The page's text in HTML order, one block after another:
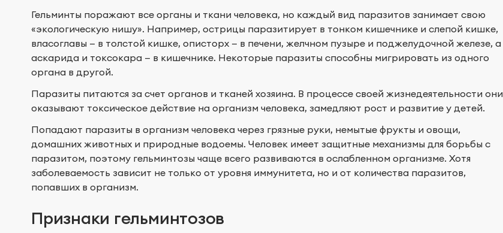
Гельминты поражают все органы и ткани человека, но каждый вид паразитов занимает свою
«экологическую нишу». Например, острицы паразитирует в тонком кишечнике и слепой кишке,
власоглавы — в толстой кишке, описторх — в печени, желчном пузыре и поджелудочной железе, а
аскарида и токсокара — в кишечнике. Некоторые паразиты способны мигрировать из одного
органа в другой.
Паразиты питаются за счет органов и тканей хозяина. В процессе своей жизнедеятельности они
оказывают токсическое действие на организм человека, замедляют рост и развитие у детей.
Попадают паразиты в организм человека через грязные руки, немытые фрукты и овощи,
домашних животных и природные водоемы. Человек имеет защитные механизмы для борьбы с
паразитом, поэтому гельминтозы чаще всего развиваются в ослабленном организме. Хотя
заболеваемость зависит не только от уровня иммунитета, но и от количества паразитов,
попавших в организм.
Признаки гельминтозов